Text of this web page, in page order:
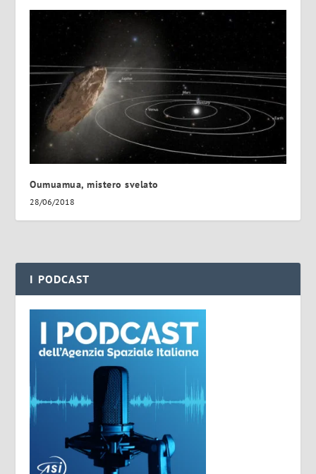
Oumuamua, mistero svelato
28/06/2018
I PODCAST